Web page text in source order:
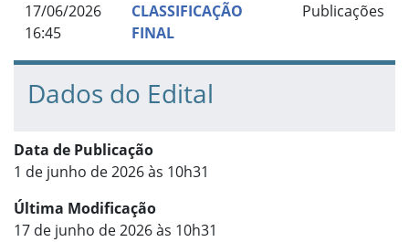
17/06/2026
16:45
CLASSIFICAÇÃO
FINAL
Publicações
Dados do Edital
Data de Publicação
1 de junho de 2026 às 10h31
Última Modificação
17 de junho de 2026 às 10h31